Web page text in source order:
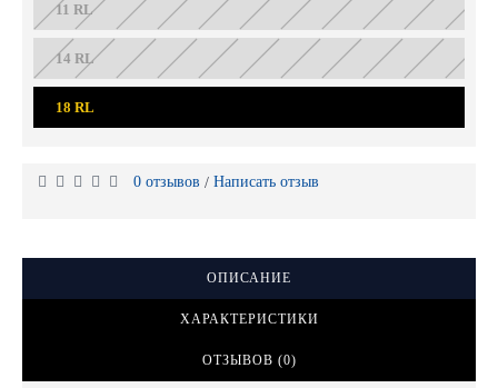
11 RL
14 RL
18 RL
0 отзывов / Написать отзыв
ОПИСАНИЕ
ХАРАКТЕРИСТИКИ
ОТЗЫВОВ (0)